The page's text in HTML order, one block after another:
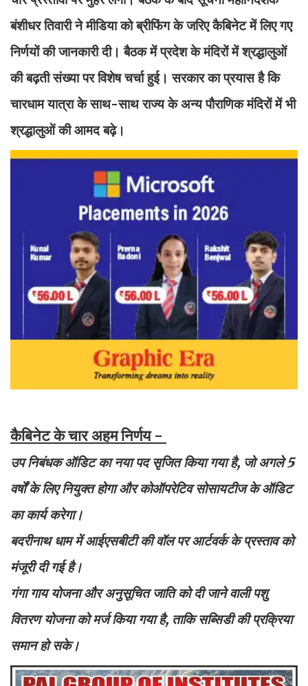
बंशीधर तिवारी ने मीडिया को ब्रीफिंग के जरिए कैबिनेट में लिए गए
निर्णयों की जानकारी दी। बैठक में प्रदेश के मंदिरों में श्रद्धालुओं
की बढ़ती संख्या पर विशेष चर्चा हुई। सरकार का प्रयास है कि
चारधाम यात्रा के साथ-साथ राज्य के अन्य पौराणिक मंदिरों में भी
श्रद्धालुओं की आमद बढ़े।
कैबिनेट के चार अहम निर्णय -
उप निबंधक ऑडिट का नया पद सृजित किया गया है, जो अगले 5
वर्षों के लिए नियुक्त होगा और कोऑपरेटिव सोसायटीज के ऑडिट
का कार्य करेगा।
बदरीनाथ धाम में आईएसबीटी की वॉल पर आर्टवर्क के प्रस्ताव को
मंजूरी दी गई है।
गंगा गाय योजना और अनुसूचित जाति को दी जाने वाली पशु
वितरण योजना को मर्ज किया गया है, ताकि सब्सिडी की प्रक्रिया
समान हो सके।